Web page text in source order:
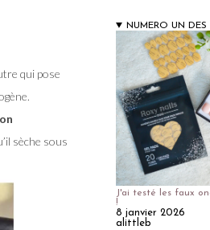
qui pose
sèche sous
NUMERO UN DES
J'ai testé les faux
!
8 janvier 2026
alittleb